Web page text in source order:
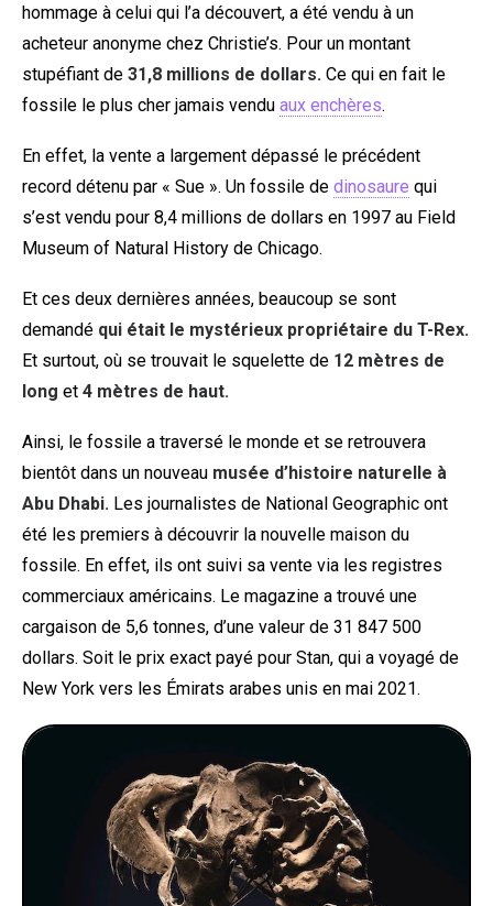
hommage à celui qui l’a découvert, a été vendu à un
acheteur anonyme chez Christie’s. Pour un montant
stupéfiant de 31,8 millions de dollars. Ce qui en fait le
fossile le plus cher jamais vendu aux enchères.
En effet, la vente a largement dépassé le précédent
record détenu par « Sue ». Un fossile de dinosaure qui
s’est vendu pour 8,4 millions de dollars en 1997 au Field
Museum of Natural History de Chicago.
Et ces deux dernières années, beaucoup se sont
demandé qui était le mystérieux propriétaire du T-Rex.
Et surtout, où se trouvait le squelette de 12 mètres de
long et 4 mètres de haut.
Ainsi, le fossile a traversé le monde et se retrouvera
bientôt dans un nouveau musée d’histoire naturelle à
Abu Dhabi. Les journalistes de National Geographic ont
été les premiers à découvrir la nouvelle maison du
fossile. En effet, ils ont suivi sa vente via les registres
commerciaux américains. Le magazine a trouvé une
cargaison de 5,6 tonnes, d’une valeur de 31 847 500
dollars. Soit le prix exact payé pour Stan, qui a voyagé de
New York vers les Émirats arabes unis en mai 2021.